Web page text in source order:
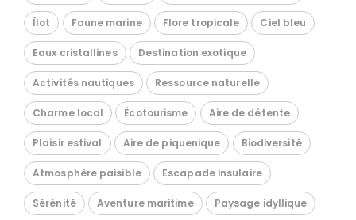
Îlot Faune marine Flore tropicale Ciel bleu
Eaux cristallines Destination exotique
Activités nautiques Ressource naturelle
Charme local Écotourisme Aire de détente
Plaisir estival Aire de piquenique Biodiversité
Atmosphère paisible Escapade insulaire
Sérénité Aventure maritime Paysage idyllique